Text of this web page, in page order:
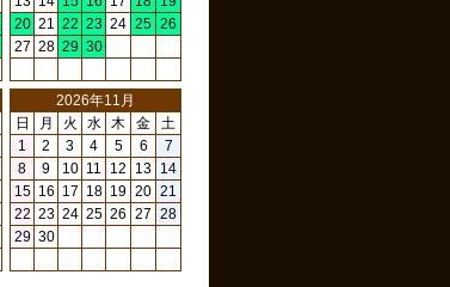
20 21 22 23 24 25 26
27 28 29 30
2026年11月
日
月 火 水 木 金
土
1
2 3 4 5 6
7
8
9 10 11 12 13 14
15 16 17 18 19 20 21
22 23 24 25 26 27 28
29 30